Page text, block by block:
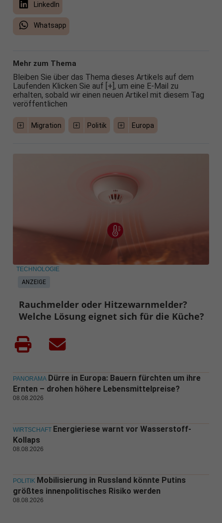
LinkedIn
Whatsapp
Mehr zum Thema
Bleiben Sie über das Thema dieses Artikels auf dem
Laufenden Klicken Sie auf [+], um eine E-Mail zu
erhalten, sobald wir einen neuen Artikel mit diesem Tag
veröffentlichen
Migration Politik Europa
ANZEIGE
TECHNOLOGIE
Rauchmelder oder Hitzewarnmelder?
Welche Lösung eignet sich für die Küche?
PANORAMA Dürre in Europa: Bauern fürchten um ihre
Ernten – drohen höhere Lebensmittelpreise?
08.08.2026
WIRTSCHAFT Energieriese warnt vor Wasserstoff-
Kollaps
08.08.2026
POLITIK Mobilisierung in Russland könnte Putins
größtes innenpolitisches Risiko werden
08.08.2026